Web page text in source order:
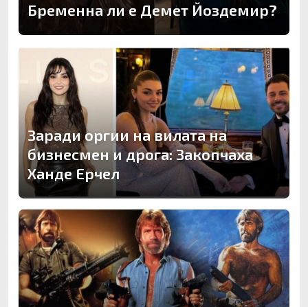
Бременна ли е Демет Йоздемир?
Заради оргии на вилата на
бизнесмен и дрога: Закопчаха
Ханде Ерчел